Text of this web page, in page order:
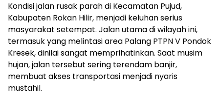
Kondisi jalan rusak parah di Kecamatan Pujud,
Kabupaten Rokan Hilir, menjadi keluhan serius
masyarakat setempat. Jalan utama di wilayah ini,
termasuk yang melintasi area Palang PTPN V Pondok
Kresek, dinilai sangat memprihatinkan. Saat musim
hujan, jalan tersebut sering terendam banjir,
membuat akses transportasi menjadi nyaris
mustahil.